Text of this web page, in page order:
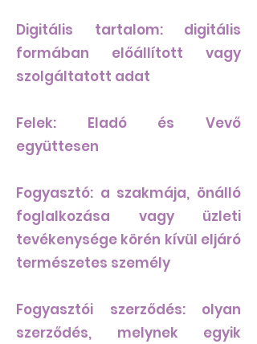
Digitális tartalom: digitális
formában előállított vagy
szolgáltatott adat
Felek: Eladó és Vevő
együttesen
Fogyasztó: a szakmája, önálló
foglalkozása vagy üzleti
tevékenysége körén kívül eljáró
természetes személy
Fogyasztói szerződés: olyan
szerződés, melynek egyik